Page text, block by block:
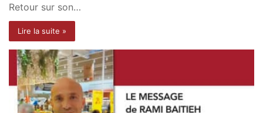
Retour sur son…
Lire la suite »